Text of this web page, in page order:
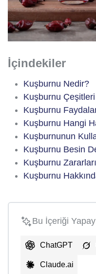
İçindekiler
Kuşburnu Nedir?
Kuşburnu
Kuşburnu
Kuşburnu Hangi
Kuşburnunun
Kuşburnu Besin
Kuşburnu
Kuşburnu
Bu İçeriği
ChatGPT
Claude.ai